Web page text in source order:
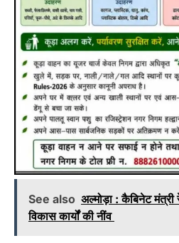
See also अल्मोड़ा : कैबिनेट
विकास कार्यों की नींव